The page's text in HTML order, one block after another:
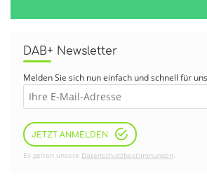
DAB+ Newsletter
Melden Sie sich nun einfach und schnell für
JETZT ANMELDEN
Es gelten unsere Datenschutzbestimmungen.